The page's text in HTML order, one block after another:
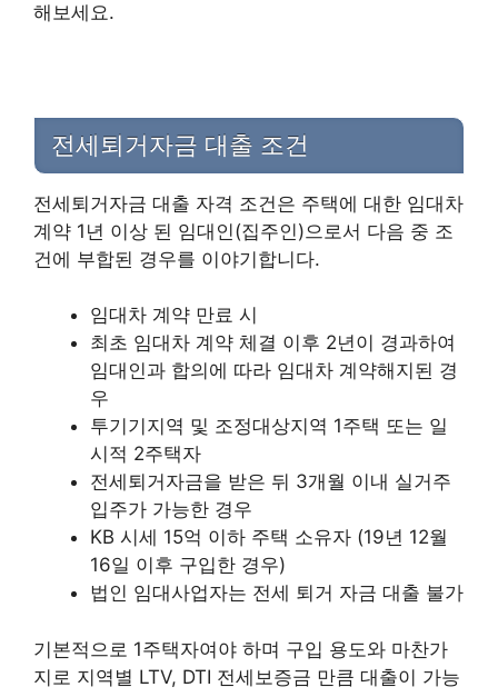
해보세요.
전세퇴거자금 대출 조건
전세퇴거자금 대출 자격 조건은 주택에 대한 임대차
계약 1년 이상 된 임대인(집주인)으로서 다음 중 조
건에 부합된 경우를 이야기합니다.
​임대차 계약 만료 시
최초 임대차 계약 체결 이후 2년이 경과하여
임대인과 합의에 따라 임대차 계약해지된 경
우
투기기지역 및 조정대상지역 1주택 또는 일
시적 2주택자
전세퇴거자금을 받은 뒤 3개월 이내 실거주
입주가 가능한 경우
KB 시세 15억 이하 주택 소유자 (19년 12월
16일 이후 구입한 경우)
법인 임대사업자는 전세 퇴거 자금 대출 불가
기본적으로 1주택자여야 하며 구입 용도와 마찬가
지로 지역별 LTV, DTI 전세보증금 만큼 대출이 가능